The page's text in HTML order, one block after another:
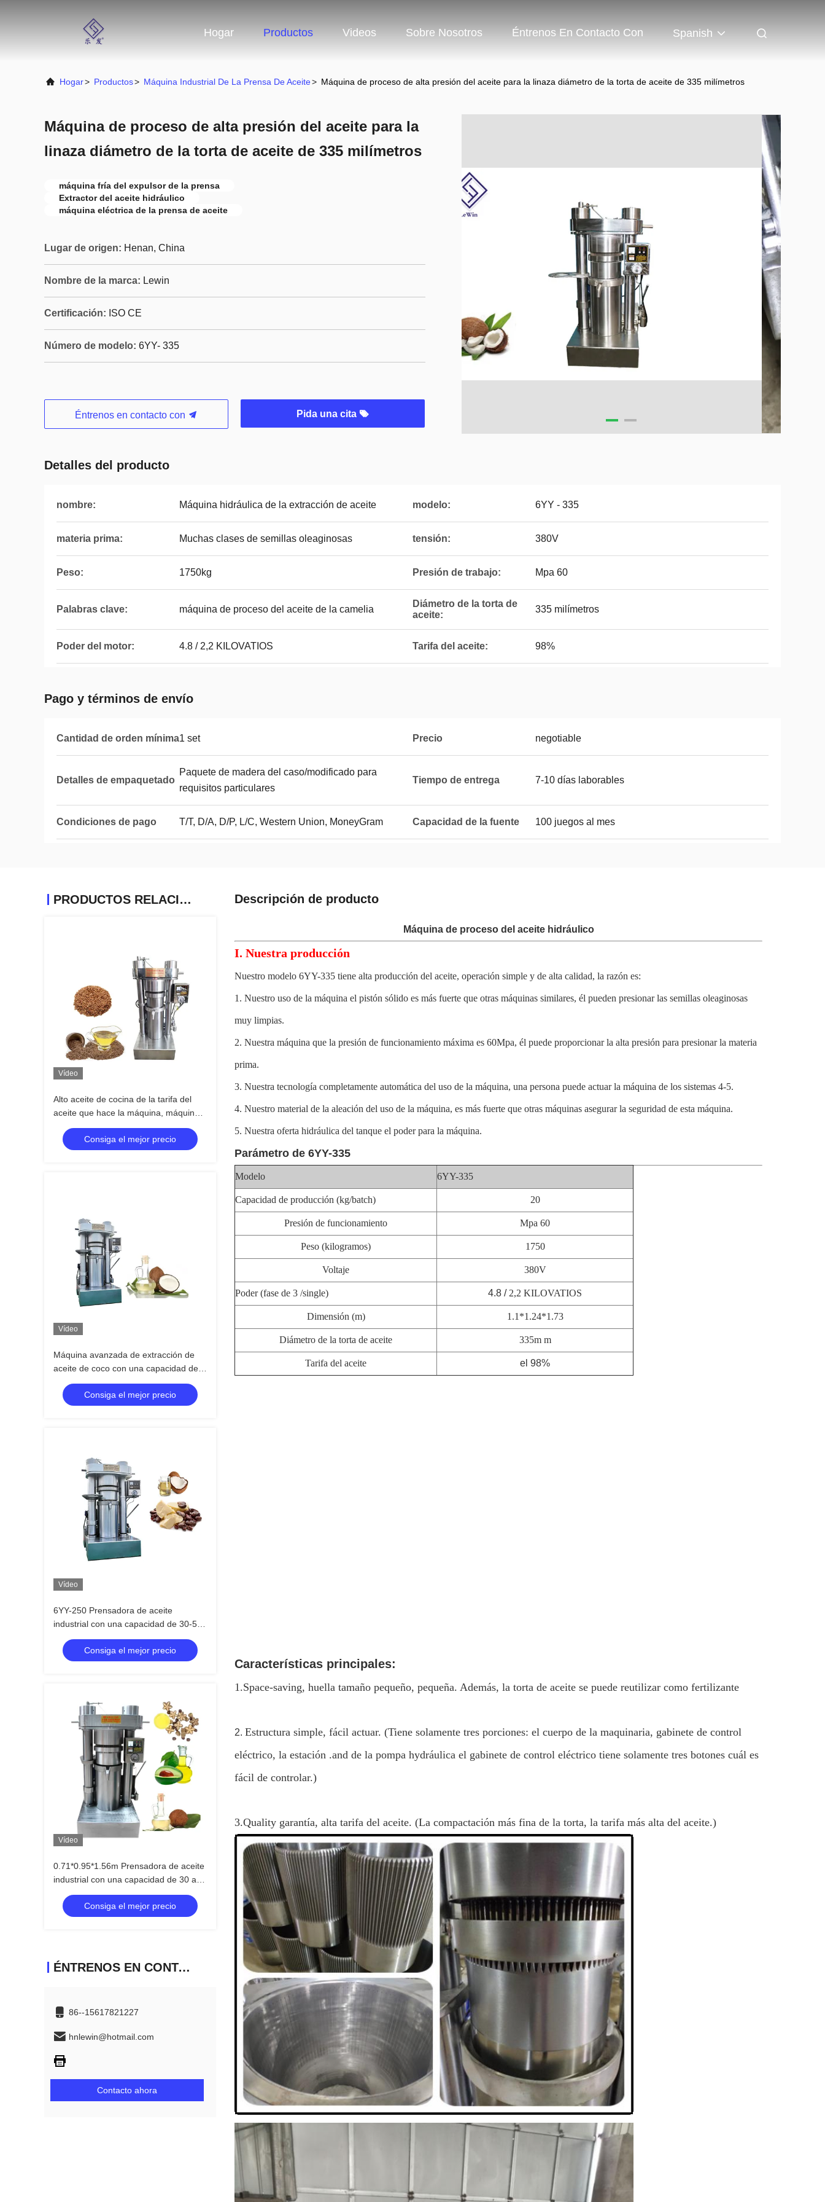
Hogar Productos Videos Sobre Nosotros Éntrenos En Contacto Con Spanish
Hogar> Productos> Máquina Industrial De La Prensa De Aceite> Máquina de proceso de alta presión del aceite para la linaza diámetro de la torta de aceite de 335 milímetros
Máquina de proceso de alta presión del aceite para la
linaza diámetro de la torta de aceite de 335 milímetros
máquina fría del expulsor de la prensa
Extractor del aceite hidráulico
máquina eléctrica de la prensa de aceite
Lugar de origen: Henan, China
Nombre de la marca: Lewin
Certificación: ISO CE
Número de modelo: 6YY- 335
Éntrenos en contacto con Pida una cita
Detalles del producto
nombre: Máquina hidráulica de la extracción de aceite modelo: 6YY - 335
materia prima: Muchas clases de semillas oleaginosas tensión: 380V
Peso: 1750kg Presión de trabajo: Mpa 60
Palabras clave: máquina de proceso del aceite de la camelia
Diámetro de la torta de
aceite:
335 milímetros
Poder del motor: 4.8 / 2,2 KILOVATIOS Tarifa del aceite: 98%
Pago y términos de envío
Cantidad de orden mínima1 set Precio negotiable
Detalles de empaquetado
Paquete de madera del caso/modificado para
requisitos particulares
Tiempo de entrega 7-10 días laborables
Condiciones de pago T/T, D/A, D/P, L/C, Western Union, MoneyGram Capacidad de la fuente 100 juegos al mes
PRODUCTOS RELACIONADOS
Vídeo
Alto aceite de cocina de la tarifa del
aceite que hace la máquina, máquina
comestible de la extracción de aceite
380V
Consiga el mejor precio
Vídeo
Máquina avanzada de extracción de
aceite de coco con una capacidad de
1230 kg y una capacidad de lote de 13
kg por loteConsiga el mejor precio
Vídeo
6YY-250 Prensadora de aceite
industrial con una capacidad de 30-50
kg/h y tensión de fase única / 3 fases
Consiga el mejor precio
Vídeo
0.71*0.95*1.56m Prensadora de aceite
industrial con una capacidad de 30 a
50 kg/h
Consiga el mejor precio
ÉNTRENOS EN CONTACTO CON
86--15617821227
hnlewin@hotmail.com
Contacto ahora
Descripción de producto
Máquina de proceso del aceite hidráulico
I. Nuestra producción
Nuestro modelo 6YY-335 tiene alta producción del aceite, operación simple y de alta calidad, la razón es:
1. Nuestro uso de la máquina el pistón sólido es más fuerte que otras máquinas similares, él pueden presionar las semillas oleaginosas
muy limpias.
2. Nuestra máquina que la presión de funcionamiento máxima es 60Mpa, él puede proporcionar la alta presión para presionar la materia
prima.
3. Nuestra tecnología completamente automática del uso de la máquina, una persona puede actuar la máquina de los sistemas 4-5.
4. Nuestro material de la aleación del uso de la máquina, es más fuerte que otras máquinas asegurar la seguridad de esta máquina.
5. Nuestra oferta hidráulica del tanque el poder para la máquina.
Parámetro de 6YY-335
Modelo 6YY-335
Capacidad de producción (kg/batch) 20
Presión de funcionamiento Mpa 60
Peso (kilogramos) 1750
Voltaje 380V
Poder (fase de 3 /single) 4.8 / 2,2 KILOVATIOS
Dimensión (m) 1.1*1.24*1.73
Diámetro de la torta de aceite 335m m
Tarifa del aceite el 98%
Características principales:
1.Space-saving, huella tamaño pequeño, pequeña. Además, la torta de aceite se puede reutilizar como fertilizante
2. Estructura simple, fácil actuar. (Tiene solamente tres porciones: el cuerpo de la maquinaria, gabinete de control
eléctrico, la estación .and de la pompa hydráulica el gabinete de control eléctrico tiene solamente tres botones cuál es
fácil de controlar.)
3.Quality garantía, alta tarifa del aceite. (La compactación más fina de la torta, la tarifa más alta del aceite.)